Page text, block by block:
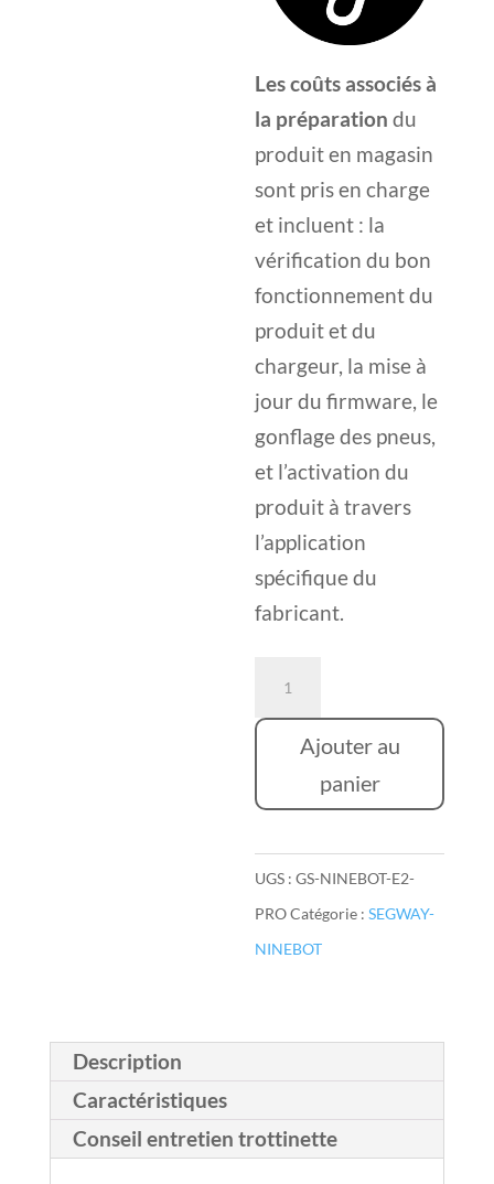
Les coûts associés à
la préparation du
produit en magasin
sont pris en charge
et incluent : la
vérification du bon
fonctionnement du
produit et du
chargeur, la mise à
jour du firmware, le
gonflage des pneus,
et l’activation du
produit à travers
l’application
spécifique du
fabricant.
Ninebot
Pro
Ajouter au
panier
UGS :GS-NINEBOT-E2-
PROCatégorie :SEGWAY-
NINEBOT
Description
Caractéristiques
Conseil entretien trottinette